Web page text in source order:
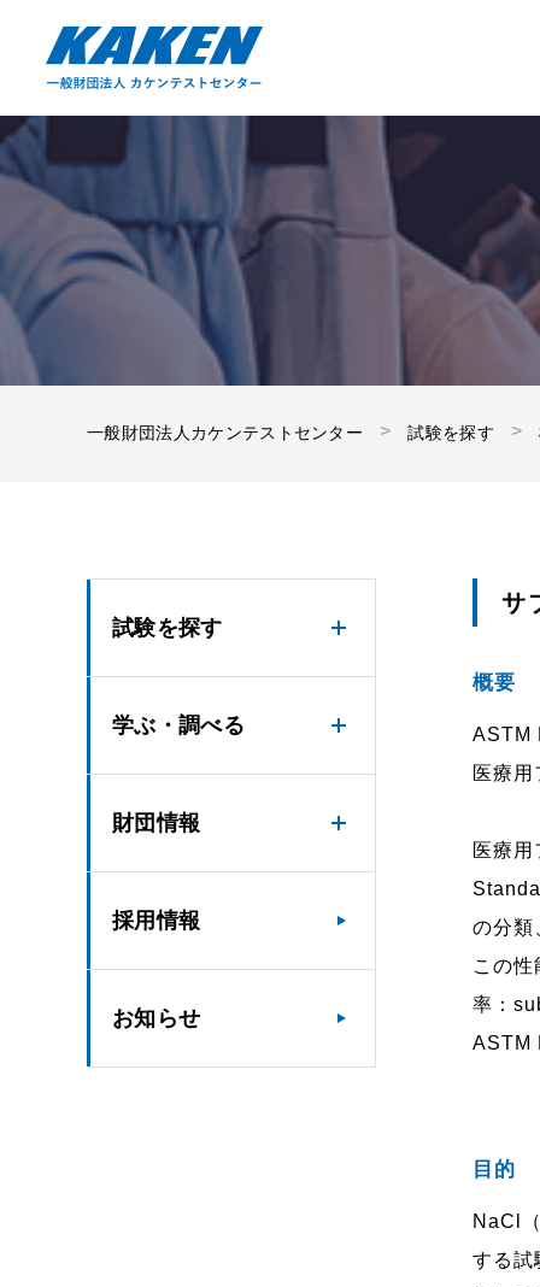
一般財団法人カケンテストセンター 試験を探す
試験を探す
学ぶ・調べる
財団情報
採用情報
お知らせ
サ
概要
ASTM
医療
医療
の分類
この
率：
ASTM
目的
NaCl
する試